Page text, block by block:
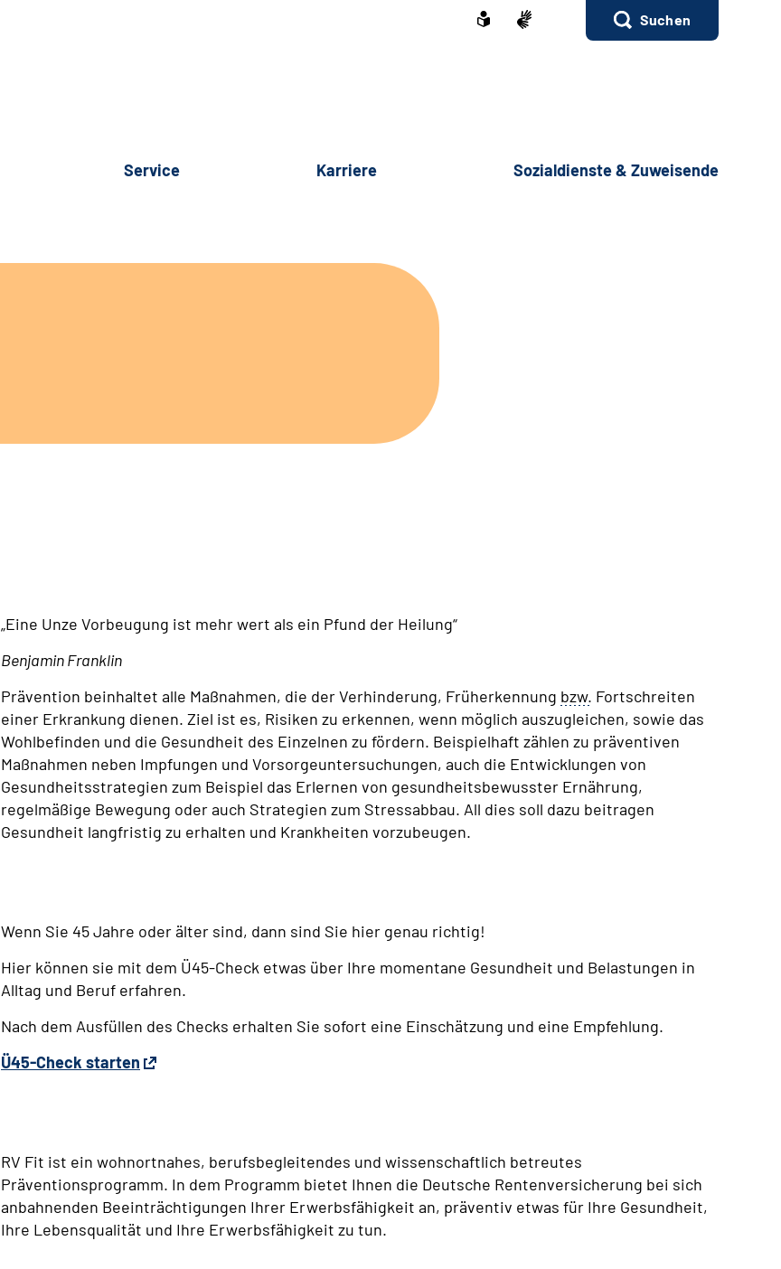
Suchen
Service Karriere Sozialdienste & Zuweisende
„Eine Unze Vorbeugung ist mehr wert als ein Pfund der Heilung“
Benjamin Franklin
Prävention beinhaltet alle Maßnahmen, die der Verhinderung, Früherkennung bzw. Fortschreiten
einer Erkrankung dienen. Ziel ist es, Risiken zu erkennen, wenn möglich auszugleichen, sowie das
Wohlbefinden und die Gesundheit des Einzelnen zu fördern. Beispielhaft zählen zu präventiven
Maßnahmen neben Impfungen und Vorsorgeuntersuchungen, auch die Entwicklungen von
Gesundheitsstrategien zum Beispiel das Erlernen von gesundheitsbewusster Ernährung,
regelmäßige Bewegung oder auch Strategien zum Stressabbau. All dies soll dazu beitragen
Gesundheit langfristig zu erhalten und Krankheiten vorzubeugen.
Wenn Sie 45 Jahre oder älter sind, dann sind Sie hier genau richtig!
Hier können sie mit dem Ü45-Check etwas über Ihre momentane Gesundheit und Belastungen in
Alltag und Beruf erfahren.
Nach dem Ausfüllen des Checks erhalten Sie sofort eine Einschätzung und eine Empfehlung.
Ü45-Check starten
RV Fit ist ein wohnortnahes, berufsbegleitendes und wissenschaftlich betreutes
Präventionsprogramm. In dem Programm bietet Ihnen die Deutsche Rentenversicherung bei sich
anbahnenden Beeinträchtigungen Ihrer Erwerbsfähigkeit an, präventiv etwas für Ihre Gesundheit,
Ihre Lebensqualität und Ihre Erwerbsfähigkeit zu tun.